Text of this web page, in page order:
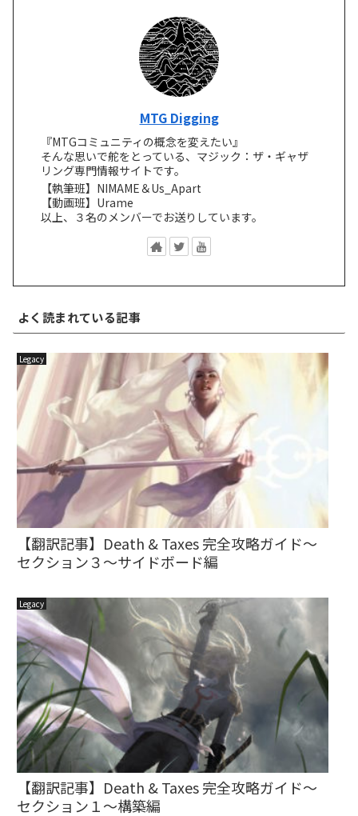
MTG Digging
『MTGコミュニティの概念を変えたい』
そんな思いで舵をとっている、マジック：ザ・ギャザ
リング専門情報サイトです。
【執筆班】NIMAME＆Us_Apart
【動画班】Urame
以上、３名のメンバーでお送りしています。
よく読まれている記事
Legacy
【翻訳記事】Death & Taxes 完全攻略ガイド～
セクション３～サイドボード編
Legacy
【翻訳記事】Death & Taxes 完全攻略ガイド～
セクション１～構築編